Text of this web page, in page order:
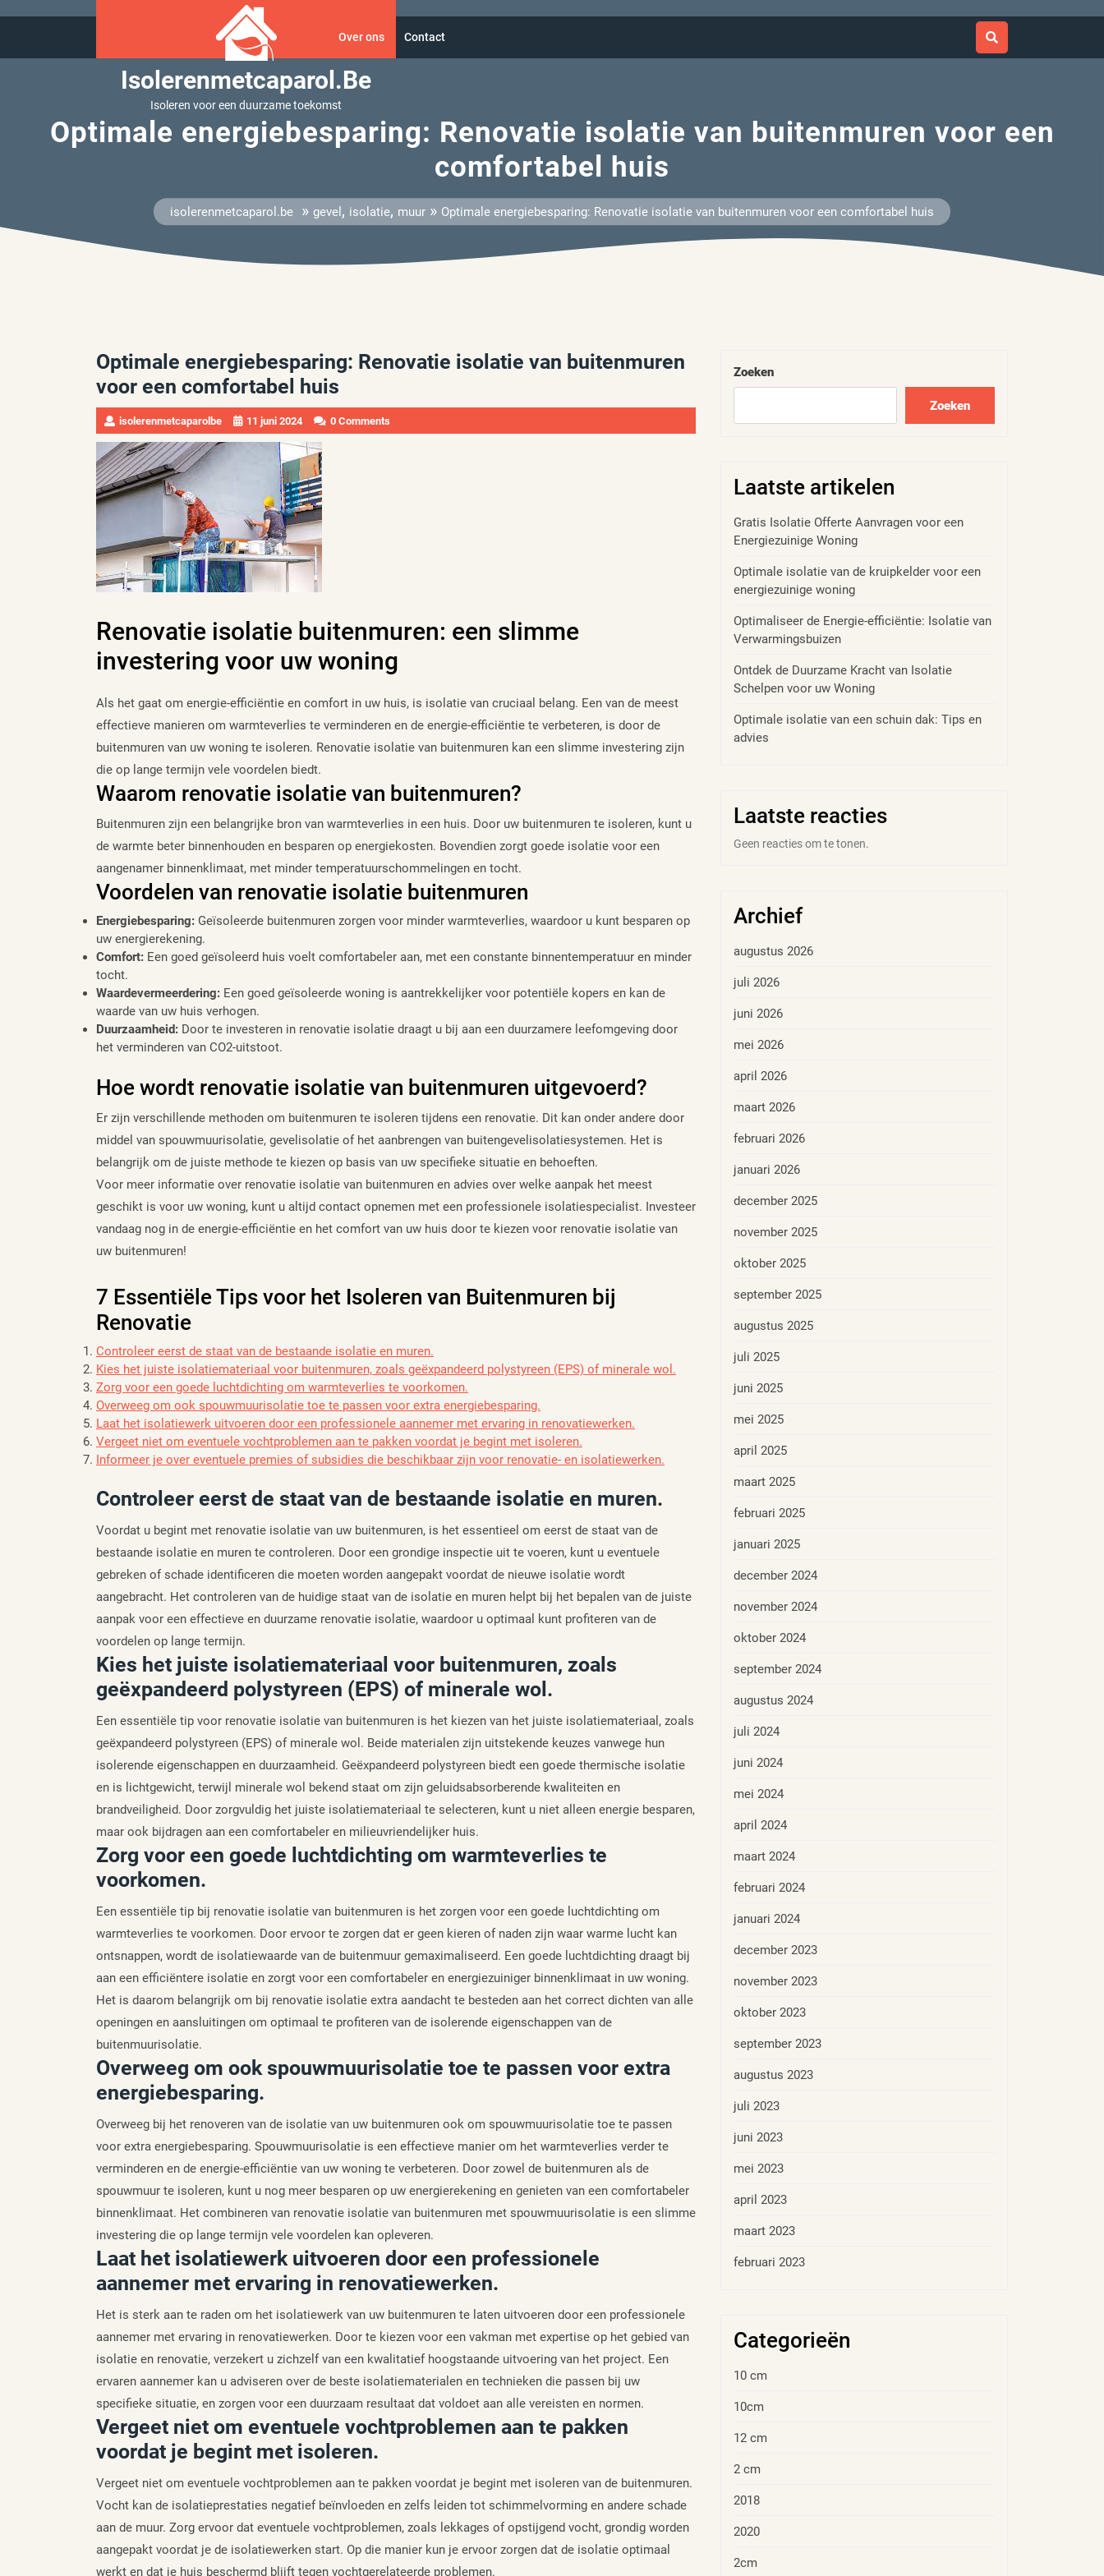
Isolerenmetcaparol.be
Isoleren voor een duurzame toekomst
Over ons Contact
Optimale energiebesparing: Renovatie isolatie van buitenmuren voor een
comfortabel huis
isolerenmetcaparol.be » gevel , isolatie, muur » Optimale energiebesparing: Renovatie isolatie van buitenmuren voor een comfortabel huis
Optimale energiebesparing: Renovatie isolatie van buitenmuren
voor een comfortabel huis
isolerenmetcaparolbe 11 juni 2024 0 Comments
Renovatie isolatie buitenmuren: een slimme
investering voor uw woning
Als het gaat om energie-efficiëntie en comfort in uw huis, is isolatie van cruciaal belang. Een van de meest
effectieve manieren om warmteverlies te verminderen en de energie-efficiëntie te verbeteren, is door de
buitenmuren van uw woning te isoleren. Renovatie isolatie van buitenmuren kan een slimme investering zijn
die op lange termijn vele voordelen biedt.
Waarom renovatie isolatie van buitenmuren?
Buitenmuren zijn een belangrijke bron van warmteverlies in een huis. Door uw buitenmuren te isoleren, kunt u
de warmte beter binnenhouden en besparen op energiekosten. Bovendien zorgt goede isolatie voor een
aangenamer binnenklimaat, met minder temperatuurschommelingen en tocht.
Voordelen van renovatie isolatie buitenmuren
Energiebesparing: Geïsoleerde buitenmuren zorgen voor minder warmteverlies, waardoor u kunt besparen op
uw energierekening.
Comfort: Een goed geïsoleerd huis voelt comfortabeler aan, met een constante binnentemperatuur en minder
tocht.
Waardevermeerdering: Een goed geïsoleerde woning is aantrekkelijker voor potentiële kopers en kan de
waarde van uw huis verhogen.
Duurzaamheid: Door te investeren in renovatie isolatie draagt u bij aan een duurzamere leefomgeving door
het verminderen van CO2-uitstoot.
Hoe wordt renovatie isolatie van buitenmuren uitgevoerd?
Er zijn verschillende methoden om buitenmuren te isoleren tijdens een renovatie. Dit kan onder andere door
middel van spouwmuurisolatie, gevelisolatie of het aanbrengen van buitengevelisolatiesystemen. Het is
belangrijk om de juiste methode te kiezen op basis van uw specifieke situatie en behoeften.
Voor meer informatie over renovatie isolatie van buitenmuren en advies over welke aanpak het meest
geschikt is voor uw woning, kunt u altijd contact opnemen met een professionele isolatiespecialist. Investeer
vandaag nog in de energie-efficiëntie en het comfort van uw huis door te kiezen voor renovatie isolatie van
uw buitenmuren!
7 Essentiële Tips voor het Isoleren van Buitenmuren bij
Renovatie
Controleer eerst de staat van de bestaande isolatie en muren.
Kies het juiste isolatiemateriaal voor buitenmuren, zoals geëxpandeerd polystyreen (EPS) of minerale wol.
Zorg voor een goede luchtdichting om warmteverlies te voorkomen.
Overweeg om ook spouwmuurisolatie toe te passen voor extra energiebesparing.
Laat het isolatiewerk uitvoeren door een professionele aannemer met ervaring in renovatiewerken.
Vergeet niet om eventuele vochtproblemen aan te pakken voordat je begint met isoleren.
Informeer je over eventuele premies of subsidies die beschikbaar zijn voor renovatie- en isolatiewerken.
Controleer eerst de staat van de bestaande isolatie en muren.
Voordat u begint met renovatie isolatie van uw buitenmuren, is het essentieel om eerst de staat van de
bestaande isolatie en muren te controleren. Door een grondige inspectie uit te voeren, kunt u eventuele
gebreken of schade identificeren die moeten worden aangepakt voordat de nieuwe isolatie wordt
aangebracht. Het controleren van de huidige staat van de isolatie en muren helpt bij het bepalen van de juiste
aanpak voor een effectieve en duurzame renovatie isolatie, waardoor u optimaal kunt profiteren van de
voordelen op lange termijn.
Kies het juiste isolatiemateriaal voor buitenmuren, zoals
geëxpandeerd polystyreen (EPS) of minerale wol.
Een essentiële tip voor renovatie isolatie van buitenmuren is het kiezen van het juiste isolatiemateriaal, zoals
geëxpandeerd polystyreen (EPS) of minerale wol. Beide materialen zijn uitstekende keuzes vanwege hun
isolerende eigenschappen en duurzaamheid. Geëxpandeerd polystyreen biedt een goede thermische isolatie
en is lichtgewicht, terwijl minerale wol bekend staat om zijn geluidsabsorberende kwaliteiten en
brandveiligheid. Door zorgvuldig het juiste isolatiemateriaal te selecteren, kunt u niet alleen energie besparen,
maar ook bijdragen aan een comfortabeler en milieuvriendelijker huis.
Zorg voor een goede luchtdichting om warmteverlies te
voorkomen.
Een essentiële tip bij renovatie isolatie van buitenmuren is het zorgen voor een goede luchtdichting om
warmteverlies te voorkomen. Door ervoor te zorgen dat er geen kieren of naden zijn waar warme lucht kan
ontsnappen, wordt de isolatiewaarde van de buitenmuur gemaximaliseerd. Een goede luchtdichting draagt bij
aan een efficiëntere isolatie en zorgt voor een comfortabeler en energiezuiniger binnenklimaat in uw woning.
Het is daarom belangrijk om bij renovatie isolatie extra aandacht te besteden aan het correct dichten van alle
openingen en aansluitingen om optimaal te profiteren van de isolerende eigenschappen van de
buitenmuurisolatie.
Overweeg om ook spouwmuurisolatie toe te passen voor extra
energiebesparing.
Overweeg bij het renoveren van de isolatie van uw buitenmuren ook om spouwmuurisolatie toe te passen
voor extra energiebesparing. Spouwmuurisolatie is een effectieve manier om het warmteverlies verder te
verminderen en de energie-efficiëntie van uw woning te verbeteren. Door zowel de buitenmuren als de
spouwmuur te isoleren, kunt u nog meer besparen op uw energierekening en genieten van een comfortabeler
binnenklimaat. Het combineren van renovatie isolatie van buitenmuren met spouwmuurisolatie is een slimme
investering die op lange termijn vele voordelen kan opleveren.
Laat het isolatiewerk uitvoeren door een professionele
aannemer met ervaring in renovatiewerken.
Het is sterk aan te raden om het isolatiewerk van uw buitenmuren te laten uitvoeren door een professionele
aannemer met ervaring in renovatiewerken. Door te kiezen voor een vakman met expertise op het gebied van
isolatie en renovatie, verzekert u zichzelf van een kwalitatief hoogstaande uitvoering van het project. Een
ervaren aannemer kan u adviseren over de beste isolatiematerialen en technieken die passen bij uw
specifieke situatie, en zorgen voor een duurzaam resultaat dat voldoet aan alle vereisten en normen.
Vergeet niet om eventuele vochtproblemen aan te pakken
voordat je begint met isoleren.
Vergeet niet om eventuele vochtproblemen aan te pakken voordat je begint met isoleren van de buitenmuren.
Vocht kan de isolatieprestaties negatief beïnvloeden en zelfs leiden tot schimmelvorming en andere schade
aan de muur. Zorg ervoor dat eventuele vochtproblemen, zoals lekkages of opstijgend vocht, grondig worden
aangepakt voordat je de isolatiewerken start. Op die manier kun je ervoor zorgen dat de isolatie optimaal
werkt en dat je huis beschermd blijft tegen vochtgerelateerde problemen.
Zoeken
Zoeken
Laatste artikelen
Gratis Isolatie Offerte Aanvragen voor een
Energiezuinige Woning
Optimale isolatie van de kruipkelder voor een
energiezuinige woning
Optimaliseer de Energie-efficiëntie: Isolatie van
Verwarmingsbuizen
Ontdek de Duurzame Kracht van Isolatie
Schelpen voor uw Woning
Optimale isolatie van een schuin dak: Tips en
advies
Laatste reacties
Geen reacties om te tonen.
Archief
augustus 2026
juli 2026
juni 2026
mei 2026
april 2026
maart 2026
februari 2026
januari 2026
december 2025
november 2025
oktober 2025
september 2025
augustus 2025
juli 2025
juni 2025
mei 2025
april 2025
maart 2025
februari 2025
januari 2025
december 2024
november 2024
oktober 2024
september 2024
augustus 2024
juli 2024
juni 2024
mei 2024
april 2024
maart 2024
februari 2024
januari 2024
december 2023
november 2023
oktober 2023
september 2023
augustus 2023
juli 2023
juni 2023
mei 2023
april 2023
maart 2023
februari 2023
Categorieën
10 cm
10cm
12 cm
2 cm
2018
2020
2cm